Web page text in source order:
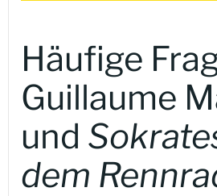
Häufige
Guillaume
und
dem